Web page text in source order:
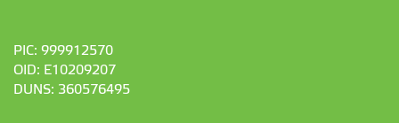
PIC: 999912570
OID: E10209207
DUNS: 360576495